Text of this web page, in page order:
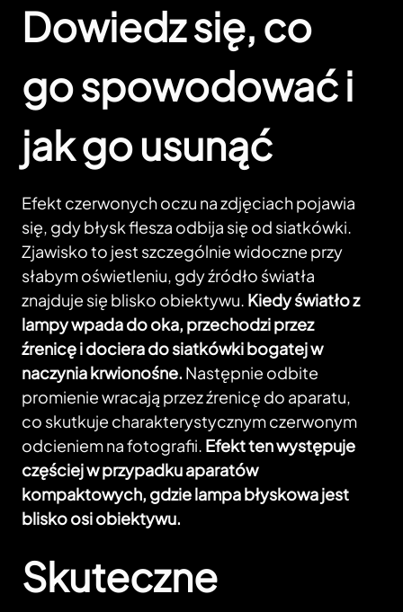
Dowiedz się, co
go spowodować i
jak go usunąć
Efekt czerwonych oczu na zdjęciach pojawia
się, gdy błysk flesza odbija się od siatkówki.
Zjawisko to jest szczególnie widoczne przy
słabym oświetleniu, gdy źródło światła
znajduje się blisko obiektywu. Kiedy światło z
lampy wpada do oka, przechodzi przez
źrenicę i dociera do siatkówki bogatej w
naczynia krwionośne. Następnie odbite
promienie wracają przez źrenicę do aparatu,
co skutkuje charakterystycznym czerwonym
odcieniem na fotografii. Efekt ten występuje
częściej w przypadku aparatów
kompaktowych, gdzie lampa błyskowa jest
blisko osi obiektywu.
Skuteczne